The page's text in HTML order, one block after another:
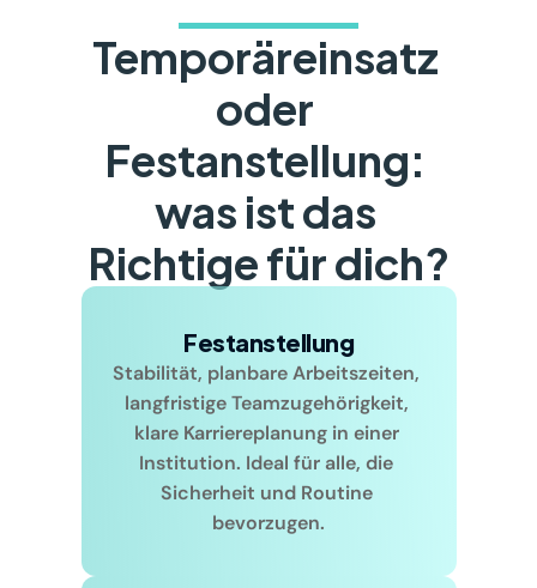
Temporäreinsatz
oder
Festanstellung:
was ist das
Richtige für dich?
Festanstellung
Stabilität, planbare Arbeitszeiten,
langfristige Teamzugehörigkeit,
klare Karriereplanung in einer
Institution. Ideal für alle, die
Sicherheit und Routine
bevorzugen.